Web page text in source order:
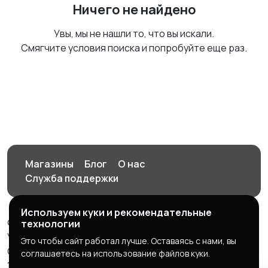
Ничего не найдено
Увы, мы не нашли то, что вы искали.
Смягчите условия поиска и попробуйте еще раз.
Магазины Блог
О нас
Служба поддержки
© 2026 Орен-АЙ - Авто | Недвижимость | Работа |
Услуги
Создал Карусов Е.С ООО "ЦПК" ИНН 5609203278 ОГРН
Используем куки и рекомендательные
технологии
Это чтобы сайт работал лучше. Оставаясь с нами, вы
соглашаетесь на использование файлов куки.